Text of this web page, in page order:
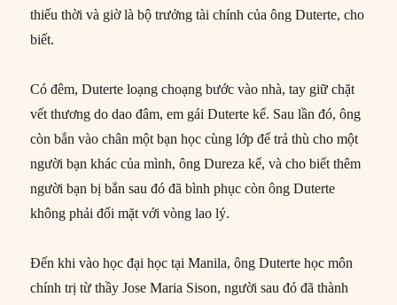
thiếu thời và giờ là bộ trưởng tài chính của ông Duterte, cho
biết.
Có đêm, Duterte loạng choạng bước vào nhà, tay giữ chặt
vết thương do dao đâm, em gái Duterte kể. Sau lần đó, ông
còn bắn vào chân một bạn học cùng lớp để trả thù cho một
người bạn khác của mình, ông Dureza kể, và cho biết thêm
người bạn bị bắn sau đó đã bình phục còn ông Duterte
không phải đối mặt với vòng lao lý.
Đến khi vào học đại học tại Manila, ông Duterte học môn
chính trị từ thầy Jose Maria Sison, người sau đó đã thành